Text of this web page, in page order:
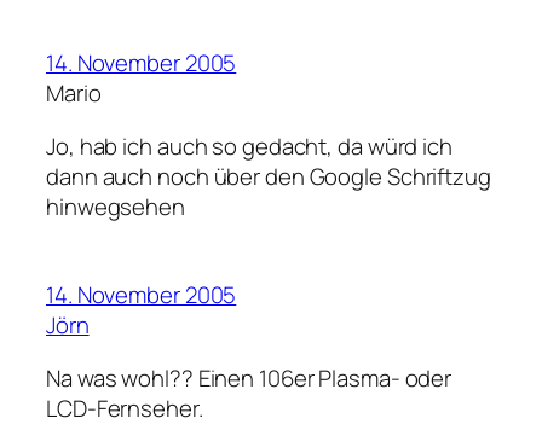
14. November 2005
Mario
Jo, hab ich auch so gedacht, da würd ich
dann auch noch über den Google Schriftzug
hinwegsehen
14. November 2005
Jörn
Na was wohl?? Einen 106er Plasma- oder
LCD-Fernseher.